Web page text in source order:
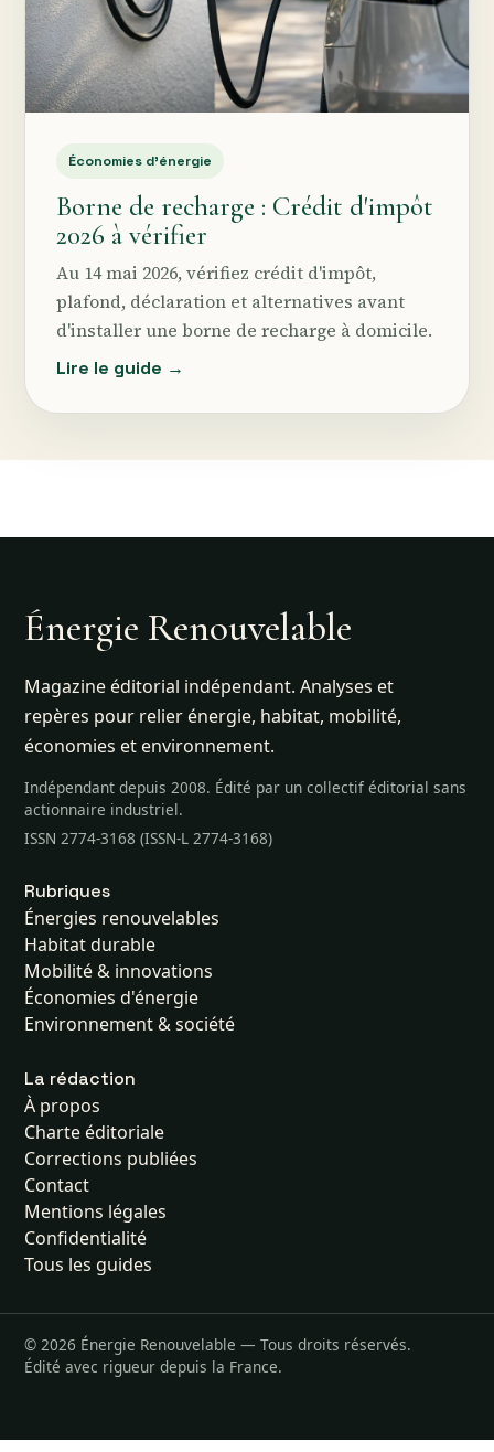
Économies d’énergie
Borne de recharge : Crédit d'impôt
2026 à vérifier
Au 14 mai 2026, vérifiez crédit d'impôt,
plafond, déclaration et alternatives avant
d'installer une borne de recharge à domicile.
Lire le guide →
Énergie Renouvelable
Magazine éditorial indépendant. Analyses et
repères pour relier énergie, habitat, mobilité,
économies et environnement.
Indépendant depuis 2008. Édité par un collectif éditorial sans
actionnaire industriel.
ISSN 2774-3168 (ISSN-L 2774-3168)
Rubriques
Énergies renouvelables
Habitat durable
Mobilité & innovations
Économies d'énergie
Environnement & société
La rédaction
À propos
Charte éditoriale
Corrections publiées
Contact
Mentions légales
Confidentialité
Tous les guides
© 2026 Énergie Renouvelable — Tous droits réservés.
Édité avec rigueur depuis la France.